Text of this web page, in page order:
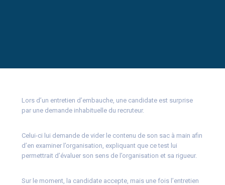
Lors d’un entretien d’embauche, une candidate est surprise
par une demande inhabituelle du recruteur.
Celui-ci lui demande de vider le contenu de son sac à main afin
d’en examiner l’organisation, expliquant que ce test lui
permettrait d’évaluer son sens de l’organisation et sa rigueur.
Sur le moment, la candidate accepte, mais une fois l’entretien